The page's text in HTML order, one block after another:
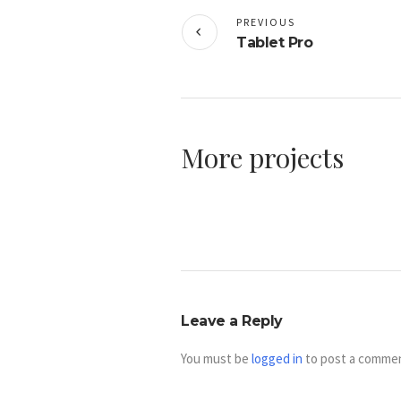
Tablet Pro
PREVIOUS
More projects
Leave a Reply
You must be logged in to post a